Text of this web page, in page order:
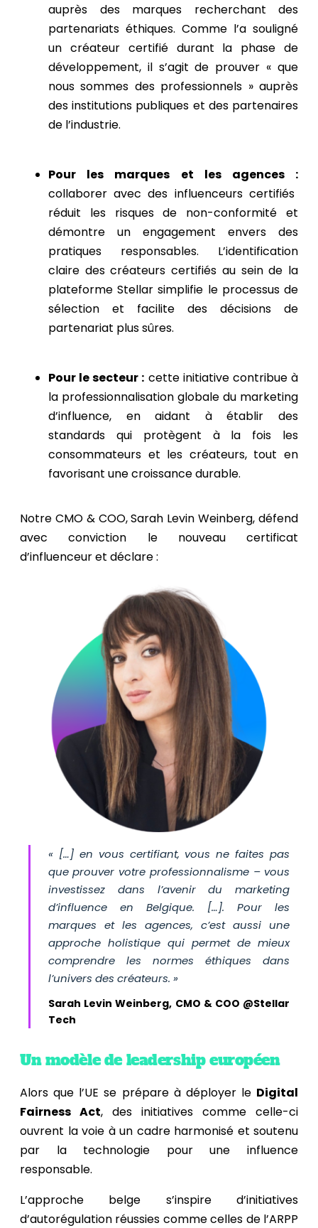
auprès des marques recherchant des
partenariats éthiques. Comme l’a souligné
un créateur certifié durant la phase de
développement, il s’agit de prouver « que
nous sommes des professionnels » auprès
des institutions publiques et des partenaires
de l’industrie.
Pour les marques et les agences :
collaborer avec des influenceurs certifiés
réduit les risques de non-conformité et
démontre un engagement envers des
pratiques responsables. L’identification
claire des créateurs certifiés au sein de la
plateforme Stellar simplifie le processus de
sélection et facilite des décisions de
partenariat plus sûres.
Pour le secteur : cette initiative contribue à
la professionnalisation globale du marketing
d’influence, en aidant à établir des
standards qui protègent à la fois les
consommateurs et les créateurs, tout en
favorisant une croissance durable.
Notre CMO & COO, Sarah Levin Weinberg, défend
avec conviction le nouveau certificat
d’influenceur et déclare :
« […] en vous certifiant, vous ne faites pas
que prouver votre professionnalisme – vous
investissez dans l’avenir du marketing
d’influence en Belgique. […]. Pour les
marques et les agences, c’est aussi une
approche holistique qui permet de mieux
comprendre les normes éthiques dans
l’univers des créateurs. »
Sarah Levin Weinberg, CMO & COO @Stellar
Tech
Un modèle de leadership européen
Alors que l’UE se prépare à déployer le Digital
Fairness Act, des initiatives comme celle-ci
ouvrent la voie à un cadre harmonisé et soutenu
par la technologie pour une influence
responsable.
L’approche belge s’inspire d’initiatives
d’autorégulation réussies comme celles de l’ARPP